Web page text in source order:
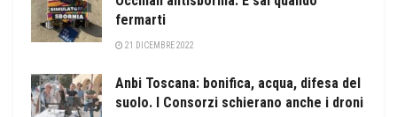
fermarti
21 DICEMBRE 2022
Anbi Toscana: bonifica, acqua, difesa del
suolo. I Consorzi schierano anche i droni